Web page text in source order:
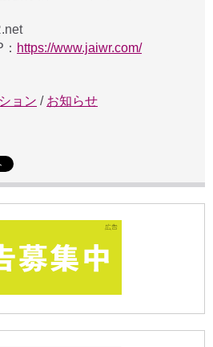
https://www.jaiwr.com/
ョン / お知らせ